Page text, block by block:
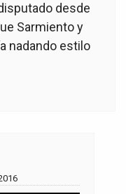
desde
Sarmiento y
nadando estilo